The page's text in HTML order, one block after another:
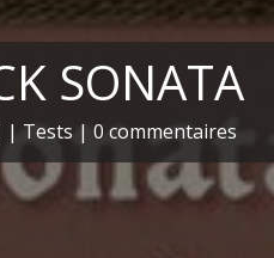
SONATA
| Tests | 0 commentaires